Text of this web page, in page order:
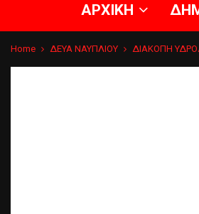
ΑΡΧΙΚΗ
Home ΔΕΥΑ ΝΑΥΠΛΙΟΥ ΔΙΑΚΟΠΗ